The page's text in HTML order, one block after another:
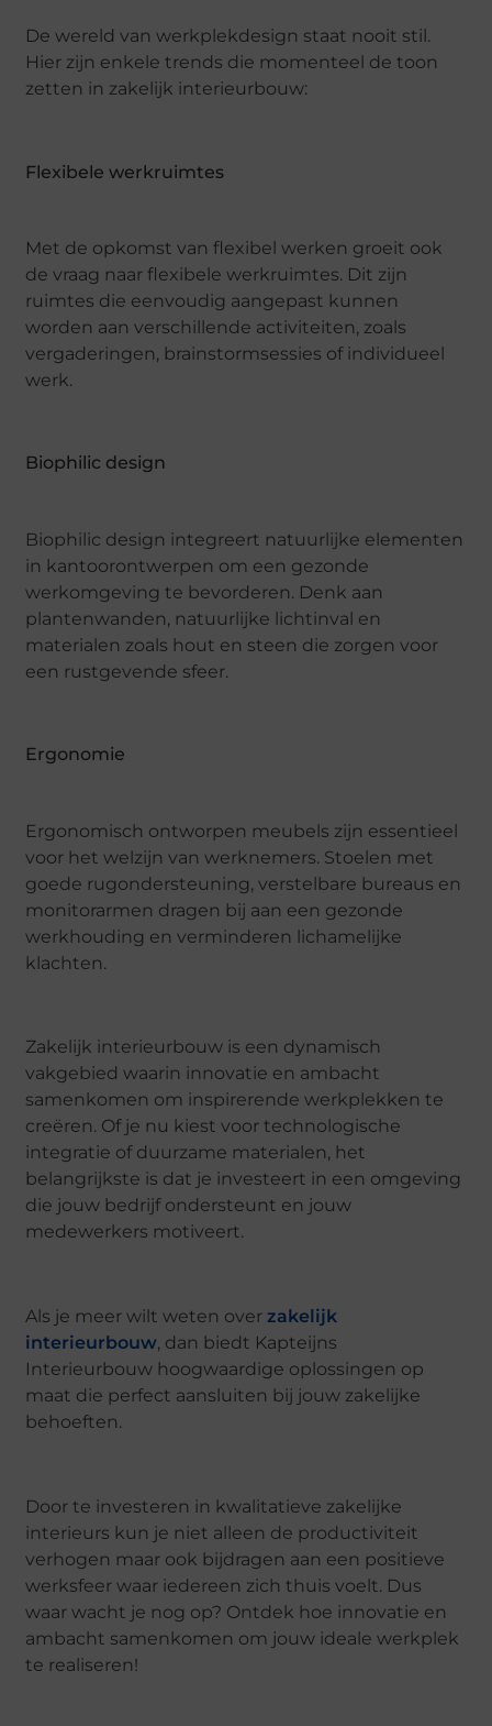
De wereld van werkplekdesign staat nooit stil.
Hier zijn enkele trends die momenteel de toon
zetten in zakelijk interieurbouw:
Flexibele werkruimtes
Met de opkomst van flexibel werken groeit ook
de vraag naar flexibele werkruimtes. Dit zijn
ruimtes die eenvoudig aangepast kunnen
worden aan verschillende activiteiten, zoals
vergaderingen, brainstormsessies of individueel
werk.
Biophilic design
Biophilic design integreert natuurlijke elementen
in kantoorontwerpen om een gezonde
werkomgeving te bevorderen. Denk aan
plantenwanden, natuurlijke lichtinval en
materialen zoals hout en steen die zorgen voor
een rustgevende sfeer.
Ergonomie
Ergonomisch ontworpen meubels zijn essentieel
voor het welzijn van werknemers. Stoelen met
goede rugondersteuning, verstelbare bureaus en
monitorarmen dragen bij aan een gezonde
werkhouding en verminderen lichamelijke
klachten.
Zakelijk interieurbouw is een dynamisch
vakgebied waarin innovatie en ambacht
samenkomen om inspirerende werkplekken te
creëren. Of je nu kiest voor technologische
integratie of duurzame materialen, het
belangrijkste is dat je investeert in een omgeving
die jouw bedrijf ondersteunt en jouw
medewerkers motiveert.
Als je meer wilt weten overzakelijk
interieurbouw, dan biedt Kapteijns
Interieurbouw hoogwaardige oplossingen op
maat die perfect aansluiten bij jouw zakelijke
behoeften.
Door te investeren in kwalitatieve zakelijke
interieurs kun je niet alleen de productiviteit
verhogen maar ook bijdragen aan een positieve
werksfeer waar iedereen zich thuis voelt. Dus
waar wacht je nog op? Ontdek hoe innovatie en
ambacht samenkomen om jouw ideale werkplek
te realiseren!